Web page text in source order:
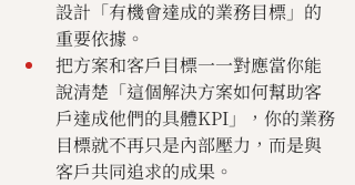
設計「有機會達成的業務目標」的
重要依據。
把方案和客戶目標一一對應當你能
說清楚「這個解決方案如何幫助客
戶達成他們的具體KPI」，你的業務
目標就不再只是內部壓力，而是與
客戶共同追求的成果。